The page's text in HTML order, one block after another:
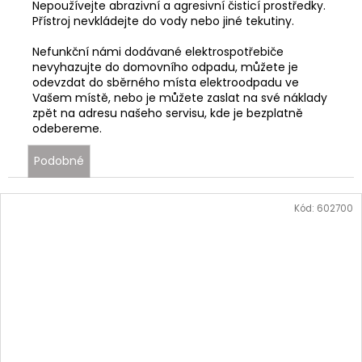
Nepoužívejte abrazivní a agresivní čisticí prostředky.
Přístroj nevkládejte do vody nebo jiné tekutiny.
Nefunkční námi dodávané elektrospotřebiče
nevyhazujte do domovního odpadu, můžete je
odevzdat do sběrného místa elektroodpadu ve
Vašem místě, nebo je můžete zaslat na své náklady
zpět na adresu našeho servisu, kde je bezplatně
odebereme.
Podobné
Kód: 602700